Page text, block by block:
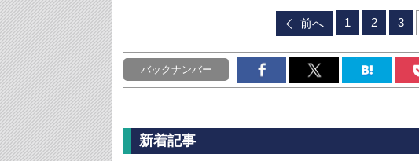
前へ 1 2 3
バックナンバー
新着記事